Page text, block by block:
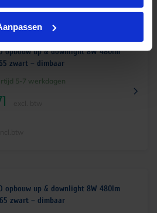
opbouw up & downlight 8W 480lm
zwart – dimbaar
5-7 werkdagen
opbouw up & downlight 8W 480lm
zwart – dimbaar